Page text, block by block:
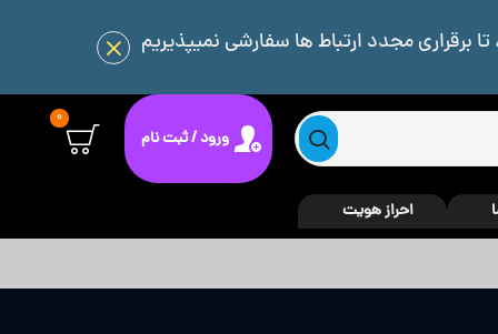
برقراری مجدد ارتباط ها سفارشی نمیپذیریم
ورود / ثبت نام
0
احراز هویت